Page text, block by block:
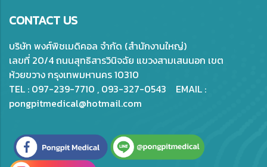
CONTACT US
บริษัท พงศ์พิชเมดิคอล จำกัด (สำนักงานใหญ่)
เลขที่ 20/4 ถนนสุทธิสารวินิจฉัย แขวงสามเสนนอก เขต
ห้วยขวาง กรุงเทพมหานคร 10310
TEL : 097-239-7710 , 093-327-0543 EMAIL :
pongpitmedical@hotmail.com